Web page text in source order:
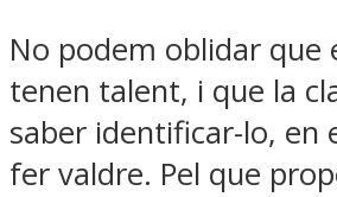
No podem oblidar que
tenen talent, i que la
saber identificar-lo, en
fer valdre. Pel que